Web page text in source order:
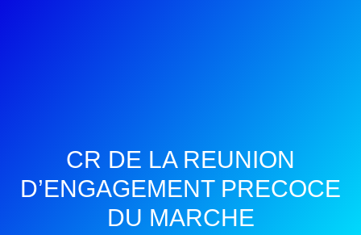
CR DE LA REUNION
D’ENGAGEMENT PRECOCE
DU MARCHE